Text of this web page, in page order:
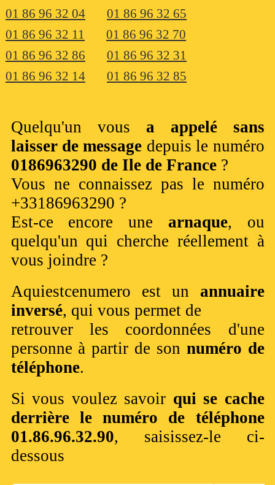
01 86 96 32 04
01 86 96 32 65
01 86 96 32 11
01 86 96 32 70
01 86 96 32 86
01 86 96 32 31
01 86 96 32 14
01 86 96 32 85
Quelqu'un vous a appelé sans
laisser de message depuis le numéro
0186963290 de Ile de France?
Vous ne connaissez pas le numéro
+33186963290 ?
Est-ce encore une arnaque, ou
quelqu'un qui cherche réellement à
vous joindre ?
Aquiestcenumero est un annuaire
inversé, qui vous permet de
retrouver les coordonnées d'une
personne à partir de son numéro de
téléphone.
Si vous voulez savoir qui se cache
derrière le numéro de téléphone
01.86.96.32.90, saisissez-le ci-
dessous